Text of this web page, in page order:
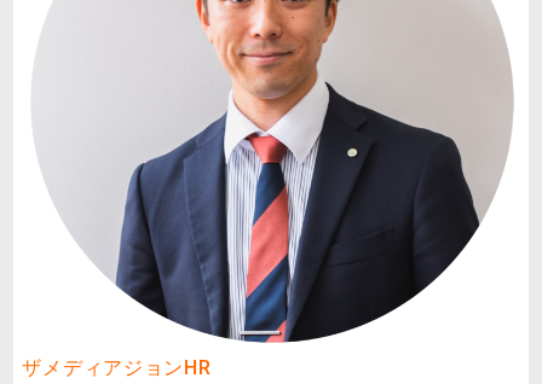
ザメディアジョンHR